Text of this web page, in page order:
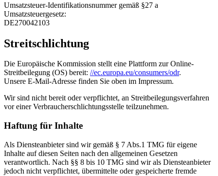
Umsatzsteuer-Identifikationsnummer gemäß §27 a
Umsatzsteuergesetz:
DE270042103
Streitschlichtung
Die Europäische Kommission stellt eine Plattform zur Online-
Streitbeilegung (OS) bereit: //ec.europa.eu/consumers/odr.
Unsere E-Mail-Adresse finden Sie oben im Impressum.
Wir sind nicht bereit oder verpflichtet, an Streitbeilegungsverfahren
vor einer Verbraucherschlichtungsstelle teilzunehmen.
Haftung für Inhalte
Als Diensteanbieter sind wir gemäß § 7 Abs.1 TMG für eigene
Inhalte auf diesen Seiten nach den allgemeinen Gesetzen
verantwortlich. Nach §§ 8 bis 10 TMG sind wir als Diensteanbieter
jedoch nicht verpflichtet, übermittelte oder gespeicherte fremde